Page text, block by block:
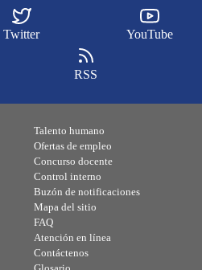
Twitter YouTube
RSS
Talento humano
Ofertas de empleo
Concurso docente
Control interno
Buzón de notificaciones
Mapa del sitio
FAQ
Atención en línea
Contáctenos